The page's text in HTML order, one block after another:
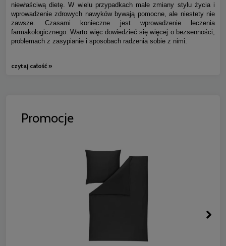
niewłaściwą dietę. W wielu przypadkach małe zmiany stylu życia i
wprowadzenie zdrowych nawyków bywają pomocne, ale niestety nie
zawsze. Czasami konieczne jest wprowadzenie leczenia
farmakologicznego. Warto więc dowiedzieć się więcej o bezsenności,
problemach z zasypianie i sposobach radzenia sobie z nimi.
czytaj całość »
Promocje